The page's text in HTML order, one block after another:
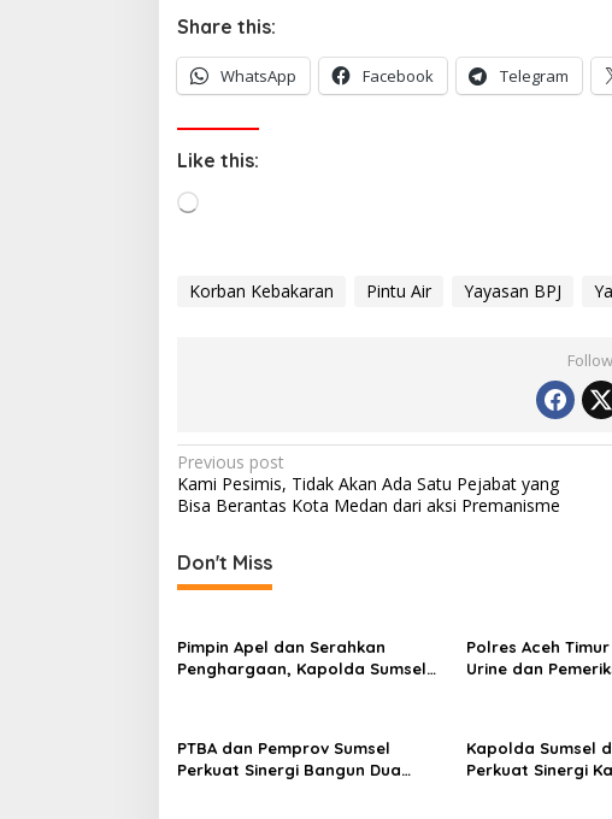
Share this:
WhatsApp Facebook Telegram
Like this:
d
Korban Kebakaran Pintu Air Yayasan BPJ
P
o
t
n
a
v
g
a
Previous post
Kami Pesimis, Tidak Akan Ada Satu Pejabat yang
Bisa Berantas Kota Medan dari aksi Premanisme
Don't Miss
Pimpin Apel dan Serahkan
Penghargaan, Kapolda Sumsel
Polres Aceh
Urine dan
PTBA dan Pemprov Sumsel
Perkuat Sinergi Bangun Dua
Kapolda Sumsel
Perkuat Sinergi